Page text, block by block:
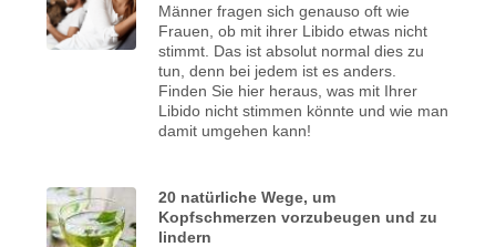
Männer fragen sich genauso oft wie
Frauen, ob mit ihrer Libido etwas nicht
stimmt. Das ist absolut normal dies zu
tun, denn bei jedem ist es anders.
Finden Sie hier heraus, was mit Ihrer
Libido nicht stimmen könnte und wie man
damit umgehen kann!
20 natürliche Wege, um
Kopfschmerzen vorzubeugen und zu
lindern